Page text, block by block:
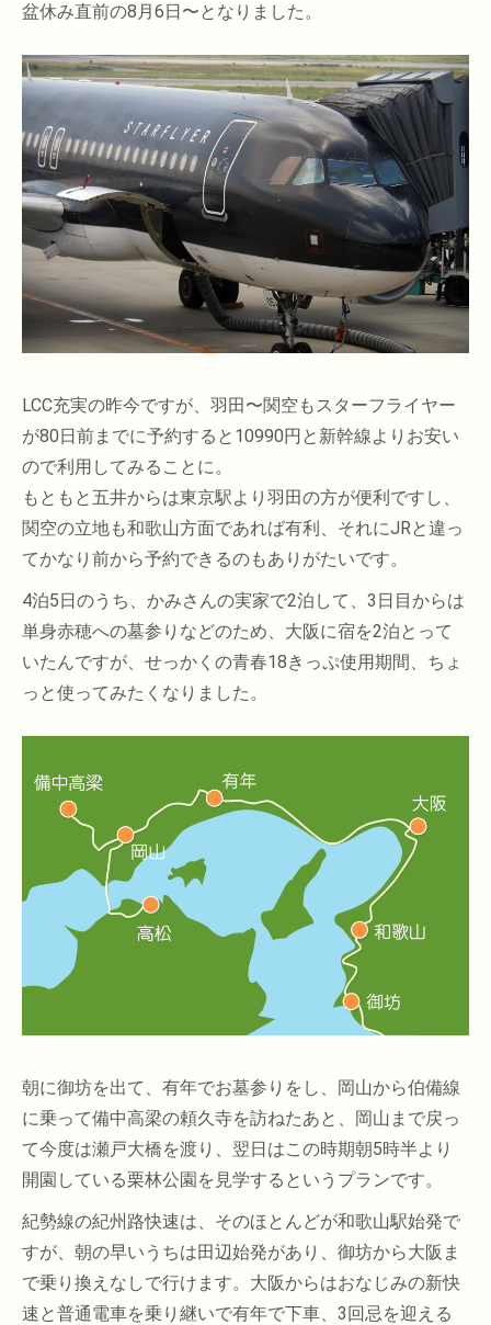
盆休み直前の8月6日〜となりました。
LCC充実の昨今ですが、羽田〜関空もスターフライヤー
が80日前までに予約すると10990円と新幹線よりお安い
ので利用してみることに。
もともと五井からは東京駅より羽田の方が便利ですし、
関空の立地も和歌山方面であれば有利、それにJRと違っ
てかなり前から予約できるのもありがたいです。
4泊5日のうち、かみさんの実家で2泊して、3日目からは
単身赤穂への墓参りなどのため、大阪に宿を2泊とって
いたんですが、せっかくの青春18きっぷ使用期間、ちょ
っと使ってみたくなりました。
朝に御坊を出て、有年でお墓参りをし、岡山から伯備線
に乗って備中高梁の頼久寺を訪ねたあと、岡山まで戻っ
て今度は瀬戸大橋を渡り、翌日はこの時期朝5時半より
開園している栗林公園を見学するというプランです。
紀勢線の紀州路快速は、そのほとんどが和歌山駅始発で
すが、朝の早いうちは田辺始発があり、御坊から大阪ま
で乗り換えなしで行けます。大阪からはおなじみの新快
速と普通電車を乗り継いで有年で下車、3回忌を迎える